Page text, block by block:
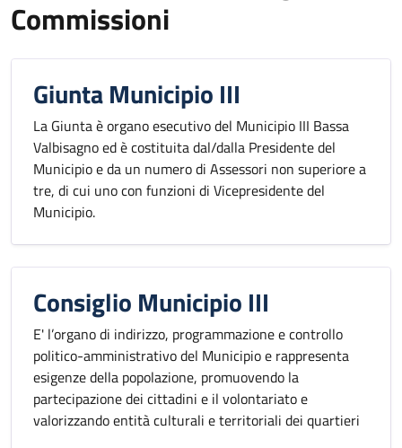
Commissioni
Giunta Municipio III
La Giunta è organo esecutivo del Municipio III Bassa
Valbisagno ed è costituita dal/dalla Presidente del
Municipio e da un numero di Assessori non superiore a
tre, di cui uno con funzioni di Vicepresidente del
Municipio.
Consiglio Municipio III
E' l’organo di indirizzo, programmazione e controllo
politico-amministrativo del Municipio e rappresenta
esigenze della popolazione, promuovendo la
partecipazione dei cittadini e il volontariato e
valorizzando entità culturali e territoriali dei quartieri